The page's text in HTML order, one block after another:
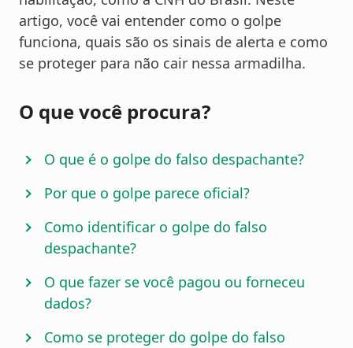
artigo, você vai entender como o golpe
funciona, quais são os sinais de alerta e como
se proteger para não cair nessa armadilha.
O que você procura?
O que é o golpe do falso despachante?
Por que o golpe parece oficial?
Como identificar o golpe do falso
despachante?
O que fazer se você pagou ou forneceu
dados?
Como se proteger do golpe do falso